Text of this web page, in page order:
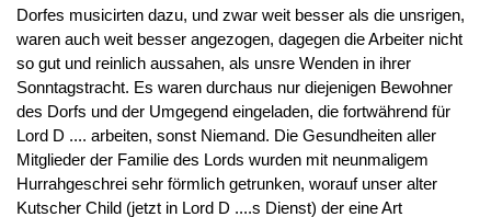
Dorfes musicirten dazu, und zwar weit besser als die unsrigen,
waren auch weit besser angezogen, dagegen die Arbeiter nicht
so gut und reinlich aussahen, als unsre Wenden in ihrer
Sonntagstracht. Es waren durchaus nur diejenigen Bewohner
des Dorfs und der Umgegend eingeladen, die fortwährend für
Lord D .... arbeiten, sonst Niemand. Die Gesundheiten aller
Mitglieder der Familie des Lords wurden mit neunmaligem
Hurrahgeschrei sehr förmlich getrunken, worauf unser alter
Kutscher Child (jetzt in Lord D ....s Dienst) der eine Art